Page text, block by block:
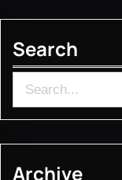
o
o
k
p
Search
e
Archive